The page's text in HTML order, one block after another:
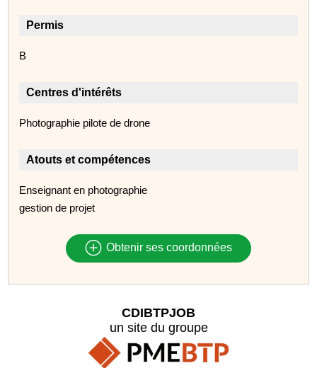
Permis
B
Centres d'intérêts
Photographie pilote de drone
Atouts et compétences
Enseignant en photographie
gestion de projet
Obtenir ses coordonnées
CDIBTPJOB
un site du groupe